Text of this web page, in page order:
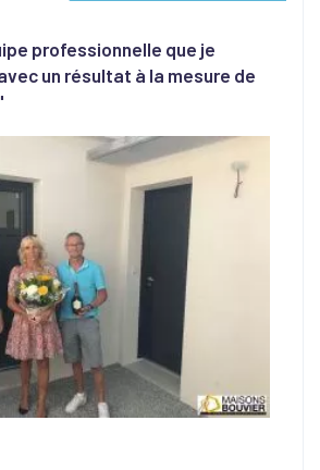
professionnelle que je
un résultat à la mesure de